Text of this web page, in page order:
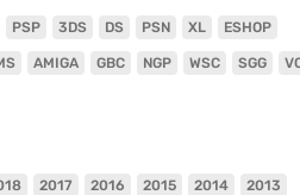
PSP 3DS DS PSN XL ESHOP
AMIGA GBC NGP WSC SGG
2017 2016 2015 2014 2013